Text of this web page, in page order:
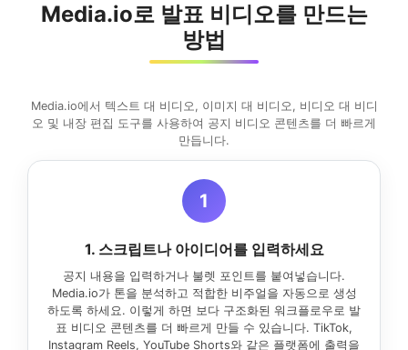
Media.io로 발표 비디오를 만드는
방법
Media.io에서 텍스트 대 비디오, 이미지 대 비디오, 비디오 대 비디
오 및 내장 편집 도구를 사용하여 공지 비디오 콘텐츠를 더 빠르게
만듭니다.
1
1. 스크립트나 아이디어를 입력하세요
공지 내용을 입력하거나 불렛 포인트를 붙여넣습니다.
Media.io가 톤을 분석하고 적합한 비주얼을 자동으로 생성
하도록 하세요. 이렇게 하면 보다 구조화된 워크플로우로 발
표 비디오 콘텐츠를 더 빠르게 만들 수 있습니다. TikTok,
Instagram Reels, YouTube Shorts와 같은 플랫폼에 출력을